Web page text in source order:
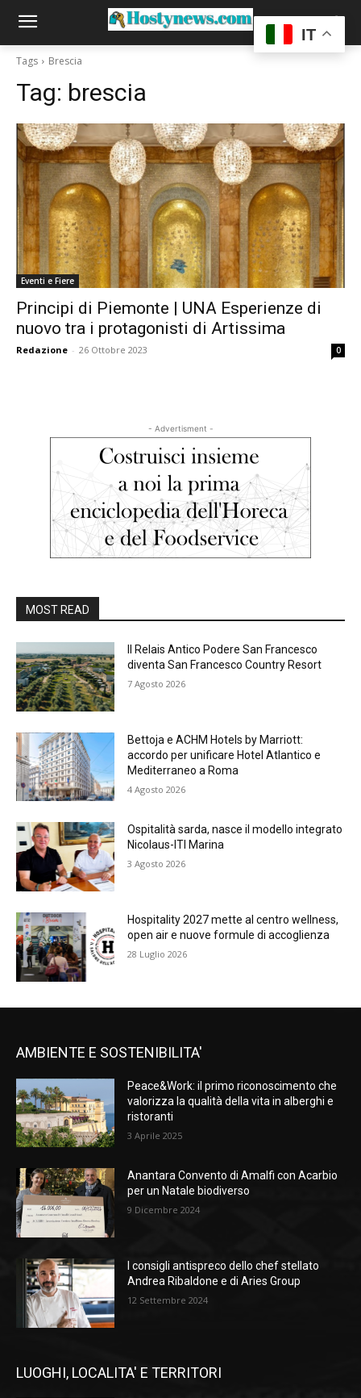
Tags Brescia
Tag: brescia
Eventi e Fiere
Principi di Piemonte | UNA Esperienze di
nuovo tra i protagonisti di Artissima
Redazione - 26 Ottobre 2023 0
- Advertisment -
MOST READ
Il Relais Antico Podere San Francesco
diventa San Francesco Country Resort
7 Agosto 2026
Bettoja e ACHM Hotels by Marriott:
accordo per unificare Hotel Atlantico e
Mediterraneo a Roma
4 Agosto 2026
Ospitalità sarda, nasce il modello integrato
Nicolaus-ITI Marina
3 Agosto 2026
Hospitality 2027 mette al centro wellness,
open air e nuove formule di accoglienza
28 Luglio 2026
AMBIENTE E SOSTENIBILITA'
Peace&Work: il primo riconoscimento che
valorizza la qualità della vita in alberghi e
ristoranti
3 Aprile 2025
Anantara Convento di Amalfi con Acarbio
per un Natale biodiverso
9 Dicembre 2024
I consigli antispreco dello chef stellato
Andrea Ribaldone e di Aries Group
12 Settembre 2024
LUOGHI, LOCALITA' E TERRITORI
IT